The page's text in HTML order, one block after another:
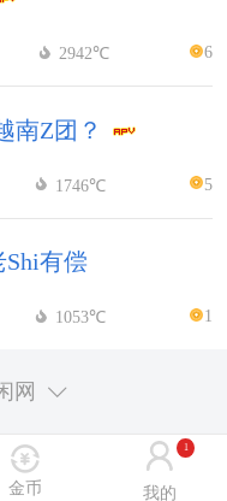
2942℃ 6
南Z团？
1746℃ 5
有偿
1053℃ 1
网
金币 我的
1